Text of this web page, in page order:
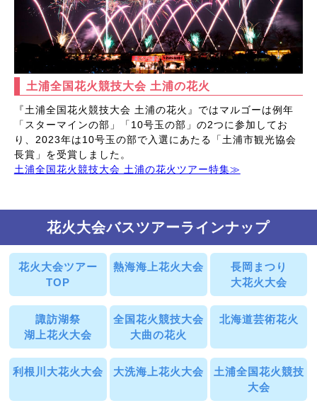
土浦全国花火競技大会 土浦の花火
『土浦全国花火競技大会 土浦の花火』ではマルゴーは例年
「スターマインの部」「10号玉の部」の2つに参加してお
り、2023年は10号玉の部で入選にあたる「土浦市観光協会
長賞」を受賞しました。
土浦全国花火競技大会 土浦の花火ツアー特集≫
花火大会バスツアーラインナップ
花火大会ツアー
TOP
熱海海上花火大会
長岡まつり
大花火大会
諏訪湖祭
湖上花火大会
全国花火競技大会
大曲の花火
北海道芸術花火
利根川大花火大会 大洗海上花火大会
土浦全国花火競技
大会